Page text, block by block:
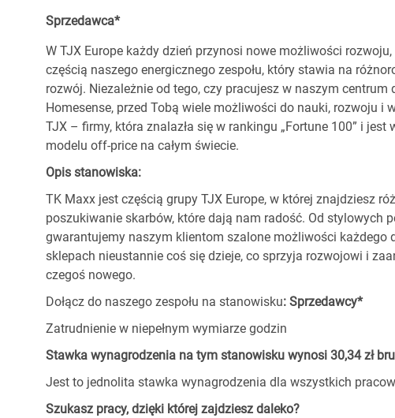
Sprzedawca*
W TJX Europe każdy dzień przynosi nowe możliwości
częścią naszego energicznego zespołu, który stawia na
rozwój. Niezależnie od tego, czy pracujesz w naszym
Homesense, przed Tobą wiele możliwości do nauki, rozwoju i
TJX – firmy, która znalazła się w rankingu „Fortune 100” i
modelu off-price na całym świecie.
Opis stanowiska:
TK Maxx jest częścią grupy TJX Europe, w której znajdziesz
poszukiwanie skarbów, które dają nam radość. Od stylowych
gwarantujemy naszym klientom szalone możliwości każdego
sklepach nieustannie coś się dzieje, co sprzyja rozwojowi i
czegoś nowego.
Dołącz do naszego zespołu na stanowisku: Sprzedawcy*
Zatrudnienie w niepełnym wymiarze godzin
Stawka wynagrodzenia na tym stanowisku wynosi 30,34 zł
Jest to jednolita stawka wynagrodzenia dla wszystkich
Szukasz pracy, dzięki której zajdziesz daleko?